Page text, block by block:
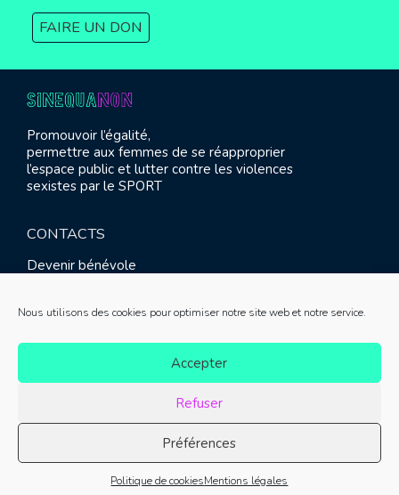
Nous utilisons des cookies pour optimiser notre site web et notre service.
Accepter
Refuser
Préférences
Politique de cookiesMentions légales
FAIRE UN DON
Promouvoir l’égalité,
permettre aux femmes de se réapproprier
l’espace public et lutter contre les violences
sexistes par le SPORT
CONTACTS
Devenir bénévole
Contact
© SINE QUA NON 2021 |Mentions légales|Réalisation :
Meliatis